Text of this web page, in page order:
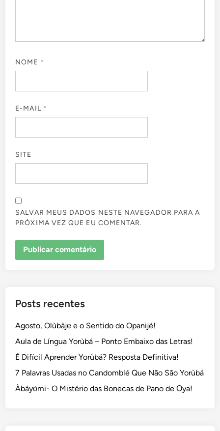
NOME *
E-MAIL *
SITE
SALVAR MEUS DADOS NESTE NAVEGADOR PARA A
PRÓXIMA VEZ QUE EU COMENTAR.
Posts recentes
Agosto, Olùbàjẹ e o Sentido do Opanijé!
Aula de Língua Yorùbá – Ponto Embaixo das Letras!
É Difícil Aprender Yorùbá? Resposta Definitiva!
7 Palavras Usadas no Candomblé Que Não São Yorùbá
Àbáyọ̀mi- O Mistério das Bonecas de Pano de Ọya!